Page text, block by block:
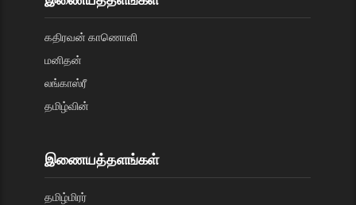
கதிரவன் காணொளி
மனிதன்
லங்காஸ்ரீ
தமிழ்வின்
இணையத்தளங்கள்
தமிழ்மிரர்